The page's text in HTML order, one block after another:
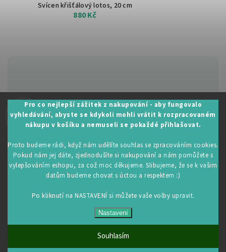
Pro co nejlepší zážitek z nakupování - aby fungovalo
vyhledávání, abyste se kdykoli mohli vrátit k rozpracovaném
nákupu v košíku a nemuseli se pokaždé přihlašovat.
Proto budeme rádi, když nám udělíte souhlas se zpracováním cookies.
Pokud nám jej dáte, zjednodušíte si nakupování a nám pomůžete s
vylepšováním eshopu, za což moc děkujeme. Slibujeme, že se k vašim
datům budeme chovat s úctou a respektem :)
Po kliknutí na NASTAVENÍ si můžete vaše volby upravit.
Nastavení
Souhlasím
Zákaznická podpora:
+420 605 530 014
Svícen křišťálový lotos, 20 cm
880 Kč
Upravit nastavení cookies
VytvořilShoptet| Design